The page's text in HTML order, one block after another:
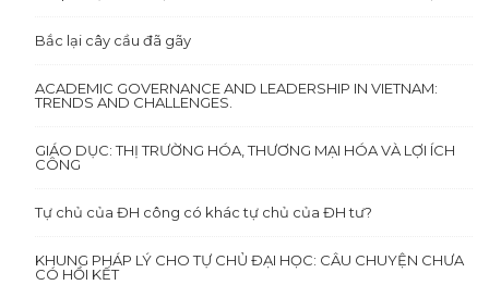
Bắc lại cây cầu đã gãy
ACADEMIC GOVERNANCE AND LEADERSHIP IN VIETNAM:
TRENDS AND CHALLENGES.
GIÁO DỤC: THỊ TRƯỜNG HÓA, THƯƠNG MẠI HÓA VÀ LỢI ÍCH
CÔNG
Tự chủ của ĐH công có khác tự chủ của ĐH tư?
KHUNG PHÁP LÝ CHO TỰ CHỦ ĐẠI HỌC: CÂU CHUYỆN CHƯA
CÓ HỒI KẾT